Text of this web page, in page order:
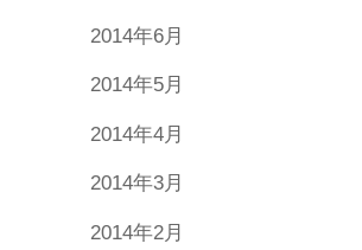
2014年6月
2014年5月
2014年4月
2014年3月
2014年2月